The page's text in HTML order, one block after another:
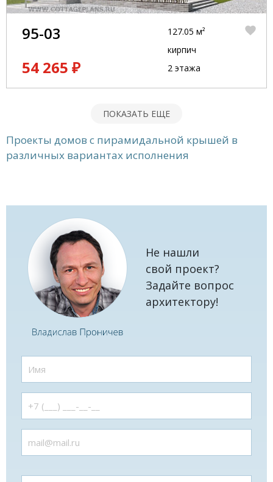
95-03
54 265 ₽
127.05 м²
кирпич
2 этажа
ПОКАЗАТЬ ЕЩЕ
Проекты домов с пирамидальной крышей в
различных вариантах исполнения
Не нашли
свой проект?
Задайте вопрос
архитектору!